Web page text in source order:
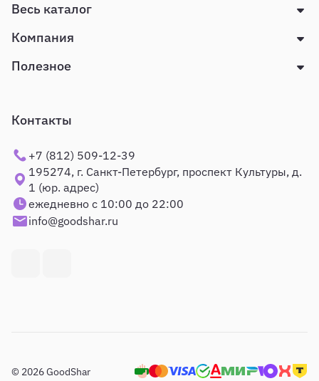
Весь каталог
Компания
Полезное
Контакты
+7 (812) 509-12-39
195274, г. Санкт-Петербург, проспект Культуры, д.
1 (юр. адрес)
ежедневно с 10:00 до 22:00
info@goodshar.ru
© 2026 GoodShar